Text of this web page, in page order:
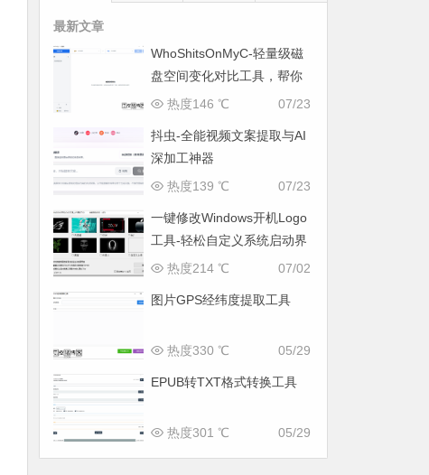
最新文章
WhoShitsOnMyC-轻量级磁
盘空间变化对比工具，帮你
找出“吃掉”空间的罪魁祸首
07/23
热度146 ℃
抖虫-全能视频文案提取与AI
深加工神器
07/23
热度139 ℃
一键修改Windows开机Logo
工具-轻松自定义系统启动界
面
07/02
热度214 ℃
图片GPS经纬度提取工具
05/29
热度330 ℃
EPUB转TXT格式转换工具
05/29
热度301 ℃